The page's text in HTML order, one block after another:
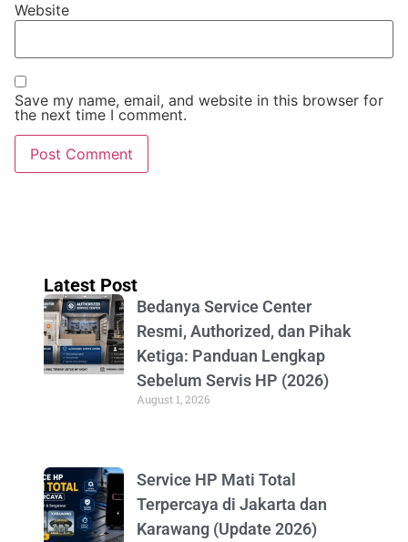
Website
Save my name, email, and website in this browser for
the next time I comment.
Latest Post
Bedanya Service Center
Resmi, Authorized, dan Pihak
Ketiga: Panduan Lengkap
Sebelum Servis HP (2026)
August 1, 2026
Service HP Mati Total
Terpercaya di Jakarta dan
Karawang (Update 2026)